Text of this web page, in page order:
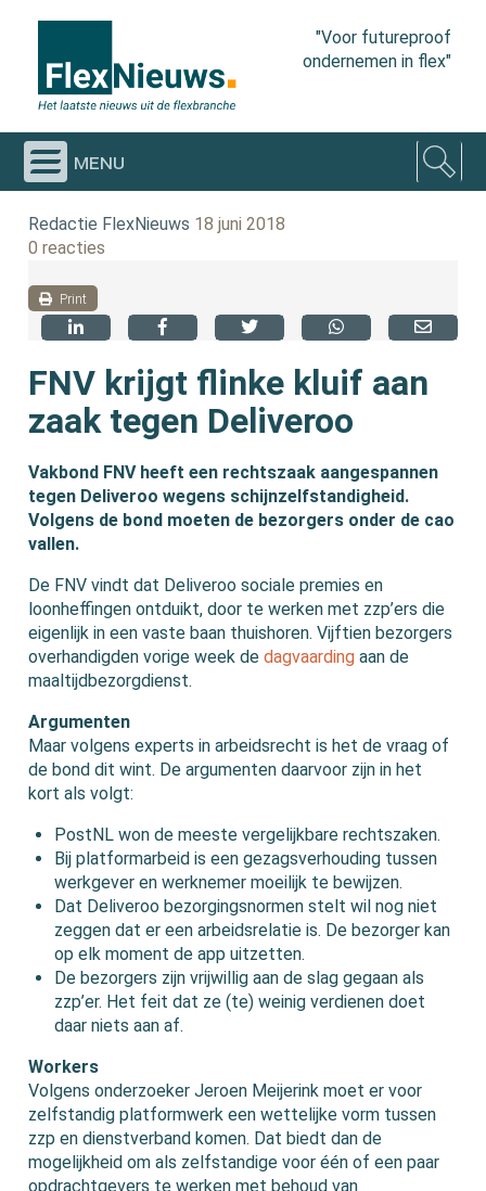
"Voor futureproof
ondernemen in flex"
menu
Redactie FlexNieuws 18 juni 2018
0 reacties
Print
FNV krijgt flinke kluif aan
zaak tegen Deliveroo
Vakbond FNV heeft een rechtszaak aangespannen
tegen Deliveroo wegens schijnzelfstandigheid.
Volgens de bond moeten de bezorgers onder de cao
vallen.
De FNV vindt dat Deliveroo sociale premies en
loonheffingen ontduikt, door te werken met zzp’ers die
eigenlijk in een vaste baan thuishoren. Vijftien bezorgers
overhandigden vorige week dedagvaarding aan de
maaltijdbezorgdienst.
Argumenten
Maar volgens experts in arbeidsrecht is het de vraag of
de bond dit wint. De argumenten daarvoor zijn in het
kort als volgt:
PostNL won de meeste vergelijkbare rechtszaken.
Bij platformarbeid is een gezagsverhouding tussen
werkgever en werknemer moeilijk te bewijzen.
Dat Deliveroo bezorgingsnormen stelt wil nog niet
zeggen dat er een arbeidsrelatie is. De bezorger kan
op elk moment de app uitzetten.
De bezorgers zijn vrijwillig aan de slag gegaan als
zzp’er. Het feit dat ze (te) weinig verdienen doet
daar niets aan af.
Workers
Volgens onderzoeker Jeroen Meijerink moet er voor
zelfstandig platformwerk een wettelijke vorm tussen
zzp en dienstverband komen. Dat biedt dan de
mogelijkheid om als zelfstandige voor één of een paar
opdrachtgevers te werken met behoud van